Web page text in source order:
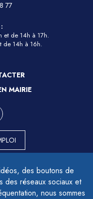
des boutons de
des réseaux sociaux et
nous sommes
77
et de 14h à 17h.
de 14h à 16h.
MAIRIE
CONFORME